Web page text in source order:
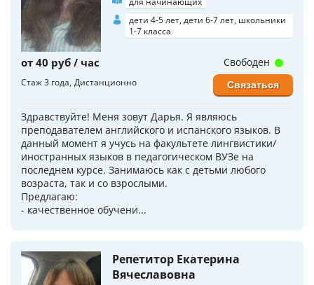
дети 4-5 лет, дети 6-7 лет, школьники
1-7 класса
от 40 руб / час
Стаж 3 года Дистанционно
Здравствуйте! Меня зовут Дарья. Я являюсь
преподавателем английского и испанского языков. В
данный момент я учусь на факультете лингвистики/
иностранных языков в педагогическом ВУЗе на
последнем курсе. Занимаюсь как с детьми любого
возраста, так и со взрослыми.
Предлагаю:
- качественное обучени...
Свободен
Связаться
Репетитор Екатерина
Вячеславовна